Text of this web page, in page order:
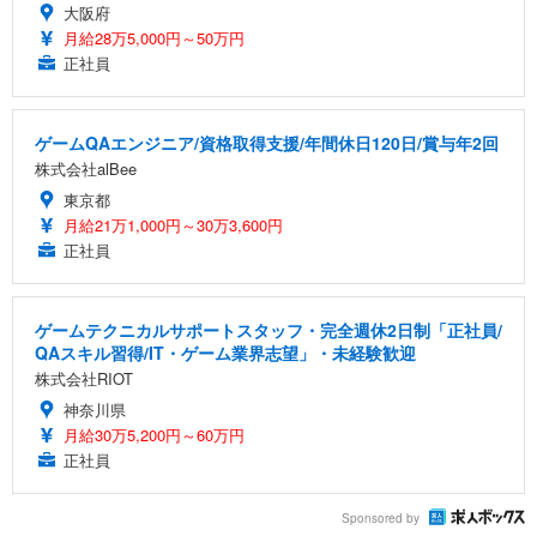
大阪府
月給28万5,000円～50万円
正社員
ゲームQAエンジニア/資格取得支援/年間休日120日/賞与年2回
株式会社alBee
東京都
月給21万1,000円～30万3,600円
正社員
ゲームテクニカルサポートスタッフ・完全週休2日制「正社員/
QAスキル習得/IT・ゲーム業界志望」・未経験歓迎
株式会社RIOT
神奈川県
月給30万5,200円～60万円
正社員
Sponsored by